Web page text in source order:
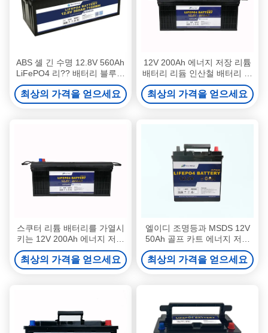
ABS 셸 긴 수명 12.8V 560Ah
LiFePO4 리?? 배터리 블루투
스 연결
최상의 가격을 얻으세요
12V 200Ah 에너지 저장 리튬
배터리 리듐 인산철 배터리 신
뢰성
최상의 가격을 얻으세요
스쿠터 리튬 배터리를 가열시
키는 12V 200Ah 에너지 저장
리튬 배터리 블루투스
최상의 가격을 얻으세요
엘이디 조명등과 MSDS 12V
50Ah 골프 카트 에너지 저장
리튬 배터리
최상의 가격을 얻으세요